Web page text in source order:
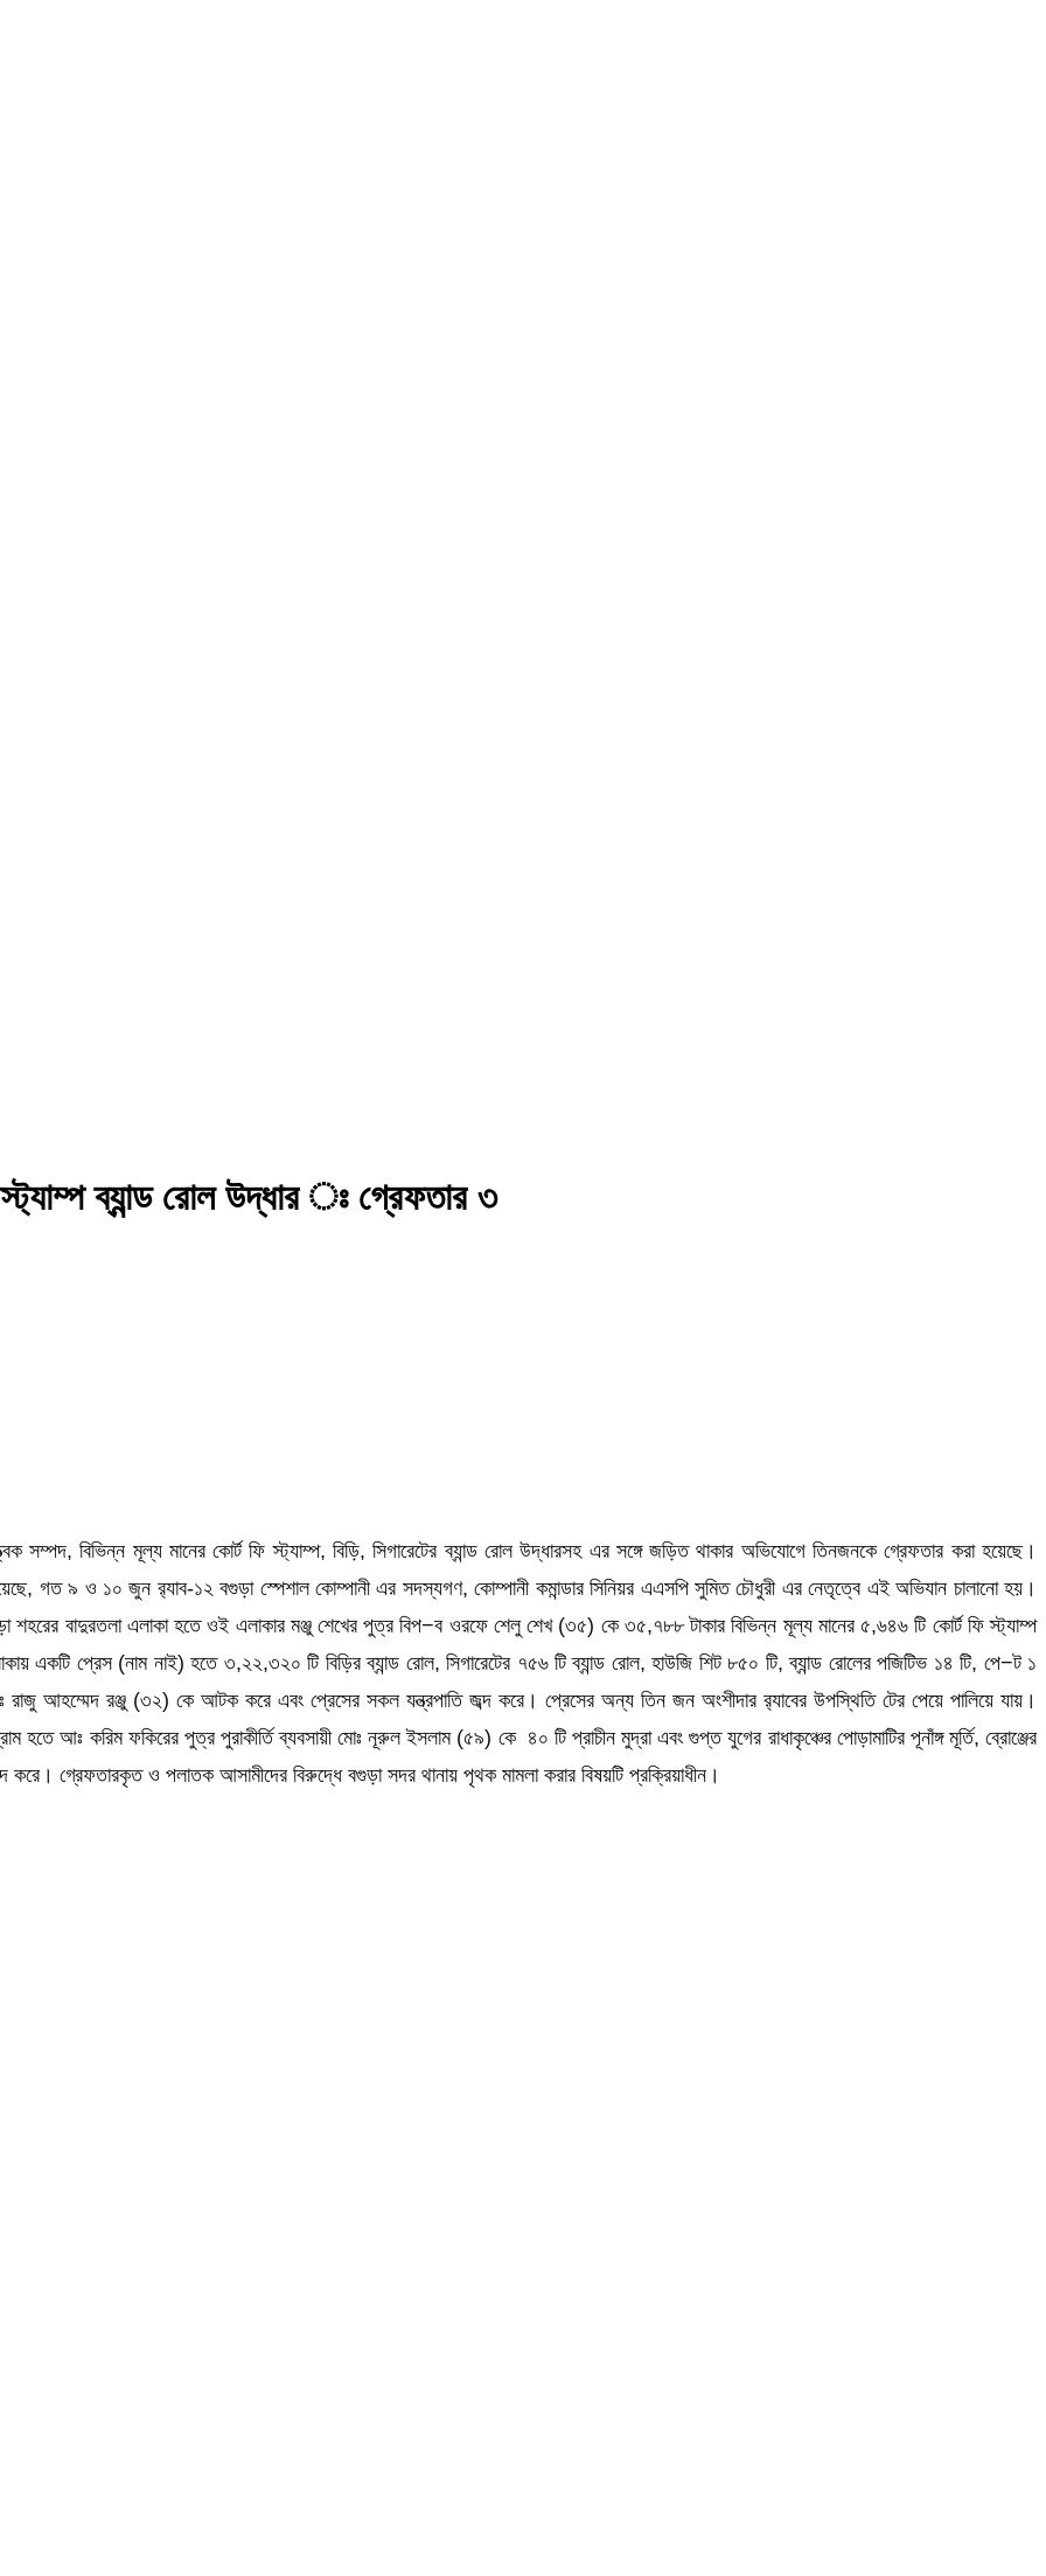
ব্যান্ড রোল উদ্ধার ঃ গ্রেফতার ৩
সম্পদ, বিভিন্ন মূল্য মানের কোর্ট ফি স্ট্যাম্প, বিড়ি, সিগারেটের ব্যান্ড রোল উদ্ধারসহ এর সঙ্গে জড়িত থাকার অভিযোগে তিনজনকে গ্রেফতার করা হয়েছে।
গত ৯ ও ১০ জুন র‌্যাব-১২ বগুড়া স্পেশাল কোম্পানী এর সদস্যগণ, কোম্পানী কমান্ডার সিনিয়র এএসপি সুমিত চৌধুরী এর নেতৃত্বে এই অভিযান চালানো হয়।
শহরের বাদুরতলা এলাকা হতে ওই এলাকার মঞ্জু শেখের পুত্র বিপ−ব ওরফে শেলু শেখ (৩৫) কে ৩৫,৭৮৮ টাকার বিভিন্ন মূল্য মানের ৫,৬৪৬ টি কোর্ট ফি স্ট্যাম্প
একটি প্রেস (নাম নাই) হতে ৩,২২,৩২০ টি বিড়ির ব্যান্ড রোল, সিগারেটের ৭৫৬ টি ব্যান্ড রোল, হাউজি শিট ৮৫০ টি, ব্যান্ড রোলের পজিটিভ ১৪ টি, পে−ট ১
আহম্মেদ রঞ্জু (৩২) কে আটক করে এবং প্রেসের সকল যন্ত্রপাতি জব্দ করে। প্রেসের অন্য তিন জন অংশীদার র‌্যাবের উপস্থিতি টের পেয়ে পালিয়ে যায়।
হতে আঃ করিম ফকিরের পুত্র পুরাকীর্তি ব্যবসায়ী মোঃ নূরুল ইসলাম (৫৯) কে ৪০ টি প্রাচীন মুদ্রা এবং গুপ্ত যুগের রাধাকৃঞ্চের পোড়ামাটির পূনাঁঙ্গ মূর্তি, ব্রোঞ্জের
করে। গ্রেফতারকৃত ও পলাতক আসামীদের বিরুদ্ধে বগুড়া সদর থানায় পৃথক মামলা করার বিষয়টি প্রক্রিয়াধীন।